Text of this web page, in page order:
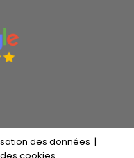
recaptcha
des données